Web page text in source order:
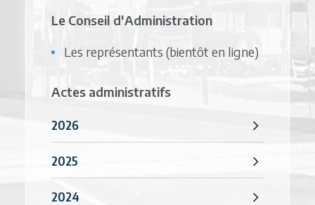
Le Conseil d'Administration
Les représentants (bientôt en ligne)
Actes administratifs
2026
2025
2024